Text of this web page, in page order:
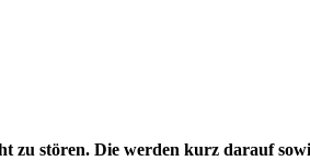
zu stören. Die werden kurz darauf